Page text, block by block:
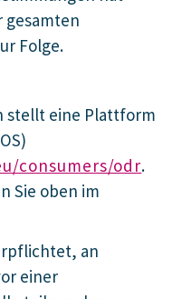
gesamten
Folge.
stellt eine Plattform
consumers/odr.
Sie oben im
an
einer